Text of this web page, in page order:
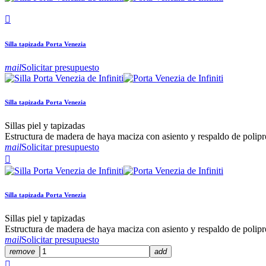

Silla tapizada Porta Venezia
mailSolicitar presupuesto
Silla tapizada Porta Venezia
Sillas piel y tapizadas
Estructura de madera de haya maciza con asiento y respaldo de
mailSolicitar presupuesto

Silla tapizada Porta Venezia
Sillas piel y tapizadas
Estructura de madera de haya maciza con asiento y respaldo de
mailSolicitar presupuesto
remove add